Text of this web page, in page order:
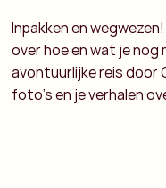
Inpakken en
over hoe en wat je
avontuurlijke reis door
foto’s en je verhalen